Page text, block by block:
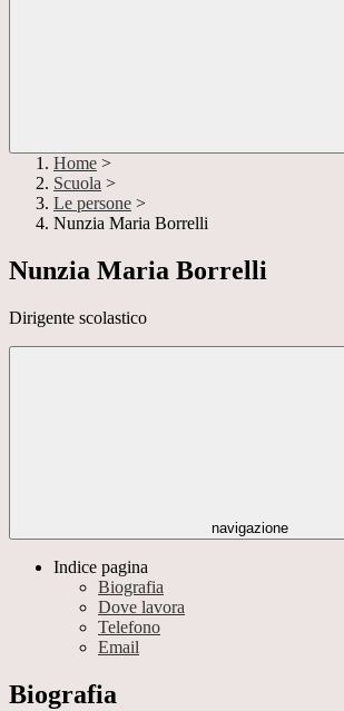
Home >
Scuola >
Le persone >
Nunzia Maria Borrelli
Nunzia Maria Borrelli
Dirigente scolastico
navigazione
Indice pagina
Biografia
Dove lavora
Telefono
Email
Biografia